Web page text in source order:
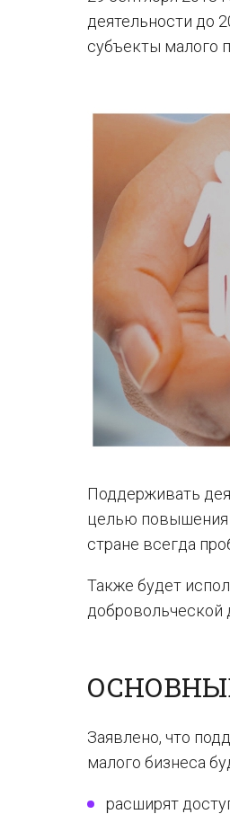
деятельности до
субъекты малого
Поддерживать
целью повышения
стране всегда
Также будет
добровольческой
Заявлено, что
малого бизнеса
расширят